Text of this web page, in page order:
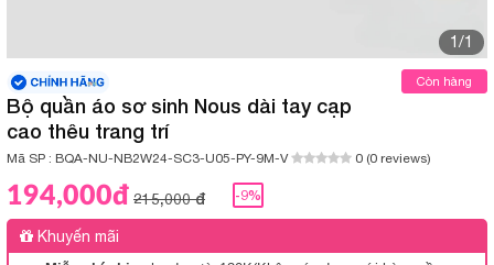
1/1
Bộ quần áo sơ sinh Nous dài tay cạp
cao thêu trang trí
Còn hàng
Mã SP : BQA-NU-NB2W24-SC3-U05-PY-9M-V 0 (0 reviews)
194,000đ 215,000 đ -9%
Khuyến mãi